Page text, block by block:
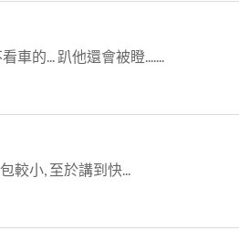
的... 趴他還會被瞪.......
小, 至於講到快...